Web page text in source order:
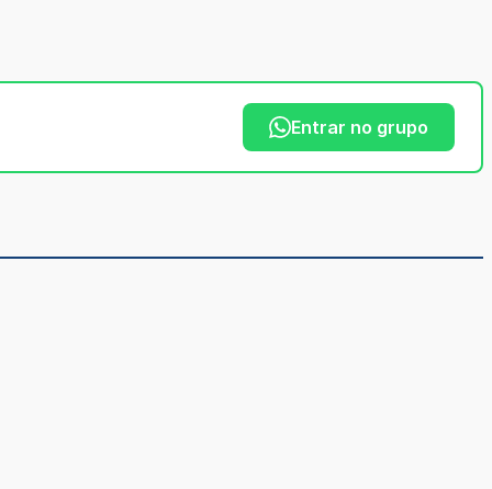
Entrar no grupo